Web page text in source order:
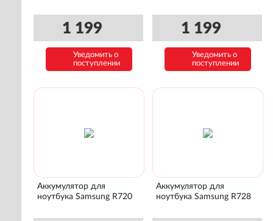
1 199
Уведомить о
поступлении
1 199
Уведомить о
поступлении
Аккумулятор для
ноутбука Samsung R720
Аккумулятор для
ноутбука Samsung R728